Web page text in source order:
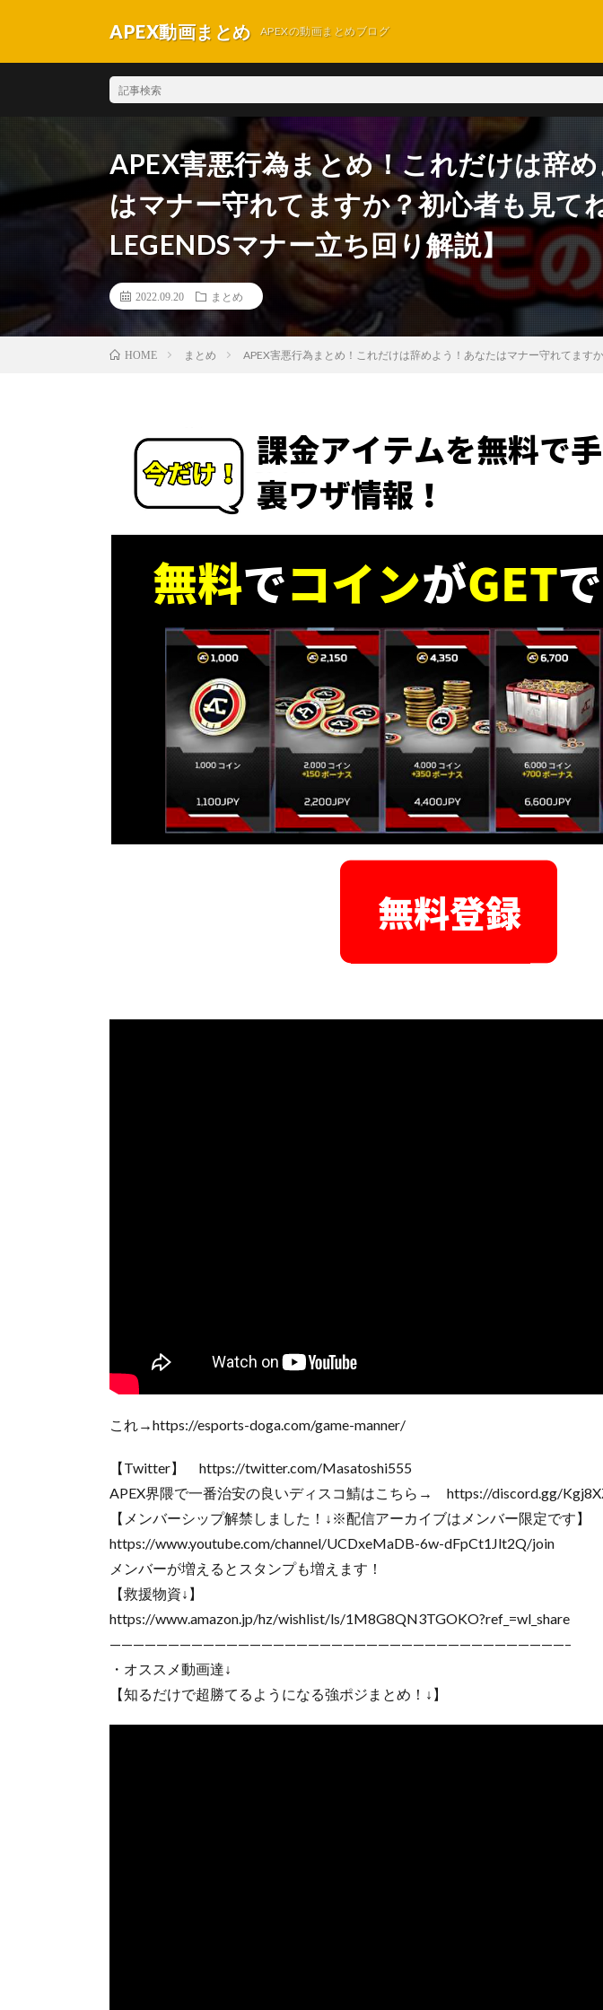
APEX動画まとめ APEXの動画まとめブログ
APEX害悪行為まとめ！これだけは辞
はマナー守れてますか？初心者も見て
LEGENDSマナー立ち回り解説】
2022.09.20 まとめ
HOME まとめ APEX害悪行為まとめ！これだけは辞めよう！あなたはマナー守れてます
これ→https://esports-doga.com/game-manner/
【Twitter】 https://twitter.com/Masatoshi555
APEX界隈で一番治安の良いディスコ鯖はこちら→ https://discord.gg/
【メンバーシップ解禁しました！↓※配信アーカイブはメンバー限定です】
https://www.youtube.com/channel/UCDxeMaDB-6w-dFpCt1Jlt2Q/join
メンバーが増えるとスタンプも増えます！
【救援物資↓】
https://www.amazon.jp/hz/wishlist/ls/1M8G8QN3TGOKO?ref_=wl_share
———————————————————————————————————————–
・オススメ動画達↓
【知るだけで超勝てるようになる強ポジまとめ！↓】